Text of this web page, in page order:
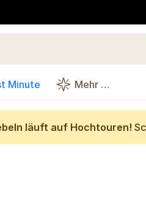
Minute Mehr …
läuft auf Hochtouren!